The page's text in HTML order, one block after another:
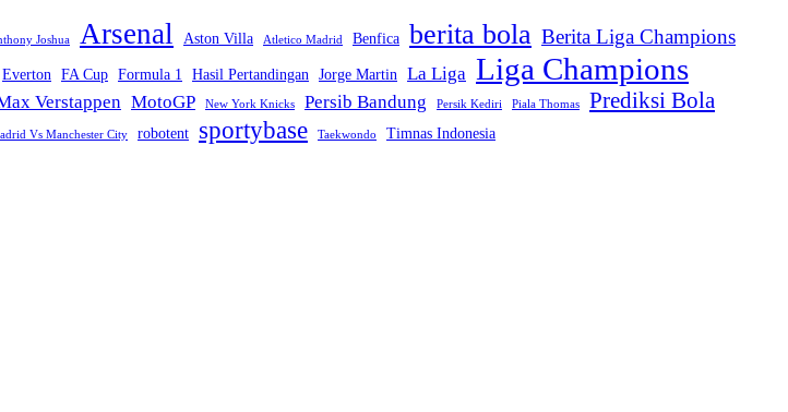
Joshua Arsenal Aston Villa Atletico Madrid Benfica berita bola Berita Liga Champions
Everton FA Cup Formula 1 Hasil Pertandingan Jorge Martin La Liga Liga Champions
Verstappen MotoGP New York Knicks Persib Bandung Persik Kediri Piala Thomas Prediksi Bola
Vs Manchester City robotent sportybase Taekwondo Timnas Indonesia